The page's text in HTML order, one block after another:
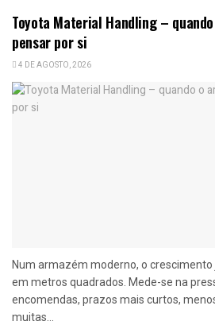
Toyota Material Handling –
pensar por si
4 DE AGOSTO, 2026
Num armazém moderno, o
em metros quadrados. Mede-se na
encomendas, prazos mais curtos,
muitas...